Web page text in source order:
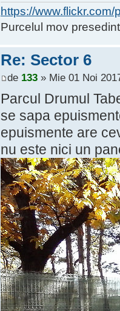
https://
Purcelul mov
Re: Sector 6
de 133» Mie 01 Noi
Parcul Drumul
se sapa
epuismente are
nu este nici un